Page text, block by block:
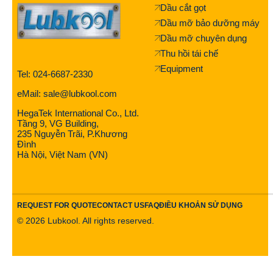
Tel: 024-6687-2330
eMail: sale@lubkool.com
HegaTek International Co., Ltd.
Tầng 9, VG Building,
235 Nguyễn Trãi, P.Khương
Đình
Hà Nội, Việt Nam (VN)
Dầu cắt gọt
Dầu mỡ bảo dưỡng máy
Dầu mỡ chuyên dụng
Thu hồi tái chế
Equipment
REQUEST FOR QUOTECONTACT USFAQĐIỀU KHOẢN SỬ DỤNG
© 2026 Lubkool. All rights reserved.